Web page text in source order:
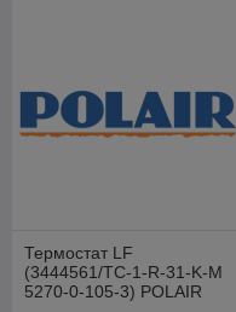
Термостат LF
(3444561/TC-1-R-31-K-M
5270-0-105-3) POLAIR